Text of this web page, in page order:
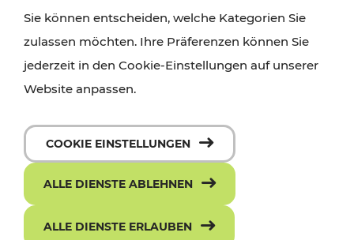
Sie können entscheiden, welche Kategorien Sie
zulassen möchten. Ihre Präferenzen können Sie
jederzeit in den Cookie-Einstellungen auf unserer
Website anpassen.
COOKIE EINSTELLUNGEN
ALLE DIENSTE ABLEHNEN
ALLE DIENSTE ERLAUBEN